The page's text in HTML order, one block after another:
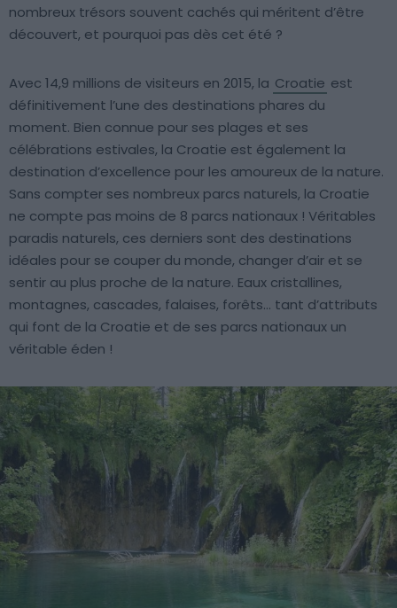
nombreux trésors souvent cachés qui méritent d’être
découvert, et pourquoi pas dès cet été ?
Avec 14,9 millions de visiteurs en 2015, la Croatie est
définitivement l’une des destinations phares du
moment. Bien connue pour ses plages et ses
célébrations estivales, la Croatie est également la
destination d’excellence pour les amoureux de la nature.
Sans compter ses nombreux parcs naturels, la Croatie
ne compte pas moins de 8 parcs nationaux ! Véritables
paradis naturels, ces derniers sont des destinations
idéales pour se couper du monde, changer d’air et se
sentir au plus proche de la nature. Eaux cristallines,
montagnes, cascades, falaises, forêts… tant d’attributs
qui font de la Croatie et de ses parcs nationaux un
véritable éden !